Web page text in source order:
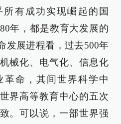
有成功实现崛起的国
年，都是教育大发展的
发展进程看，过去500年
械化、电气化、信息化
命，其间世界科学中
界高等教育中心的五次
。可以说，一部世界强